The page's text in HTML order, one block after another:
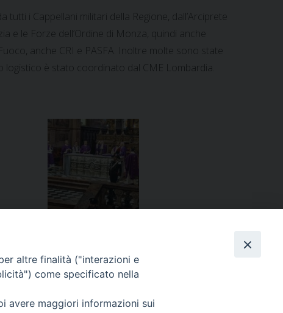
i Cappellani militari della Regione, dall’Arciprete
e le Forze dell’Ordine di Monza, quindi anche
anche CRI e PASFA. Inoltre molte sono state
è stato coordinato dal CME Lombardia.
altre finalità ("interazioni e
come specificato nella
avere maggiori informazioni sui